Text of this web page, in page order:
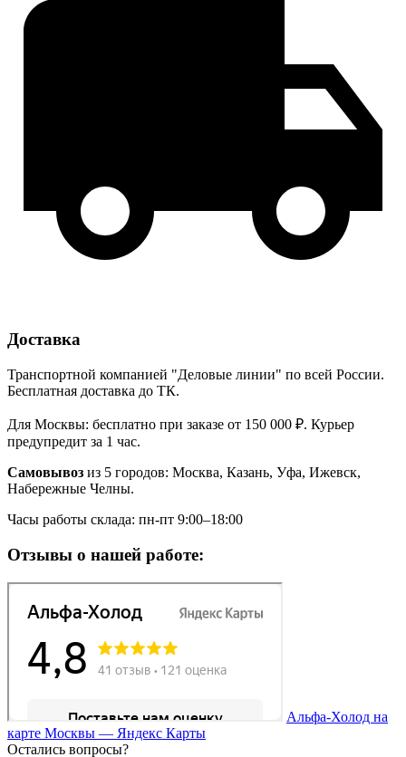
Доставка
Транспортной компанией "Деловые линии" по всей России.
Бесплатная доставка до ТК.
Для Москвы: бесплатно при заказе от 150 000 ₽. Курьер
предупредит за 1 час.
Самовывоз из 5 городов: Москва, Казань, Уфа, Ижевск,
Набережные Челны.
Часы работы склада: пн-пт 9:00–18:00
Отзывы о нашей работе:
Альфа-Холод на
карте Москвы — Яндекс Карты
Остались вопросы?